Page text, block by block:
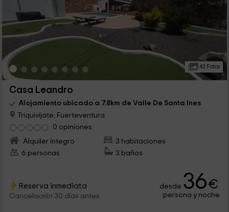
42 Fotos
Casa Leandro
Alojamiento ubicado a 7.8km de Valle De Santa Ines
Triquivijate, Fuerteventura
0 opiniones
Alquiler íntegro
3 habitaciones
6 personas
3 baños
Reserva inmediata
Cancelación 30 días antes
desde 36€
persona y noche